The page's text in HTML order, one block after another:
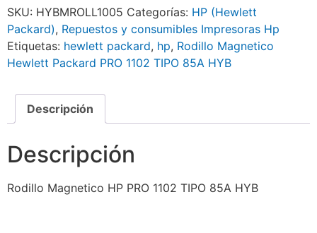
SKU: HYBMROLL1005 Categorías: HP (Hewlett
Packard), Repuestos y consumibles Impresoras Hp
Etiquetas: hewlett packard, hp, Rodillo Magnetico
Hewlett Packard PRO 1102 TIPO 85A HYB
Descripción
Descripción
Rodillo Magnetico HP PRO 1102 TIPO 85A HYB